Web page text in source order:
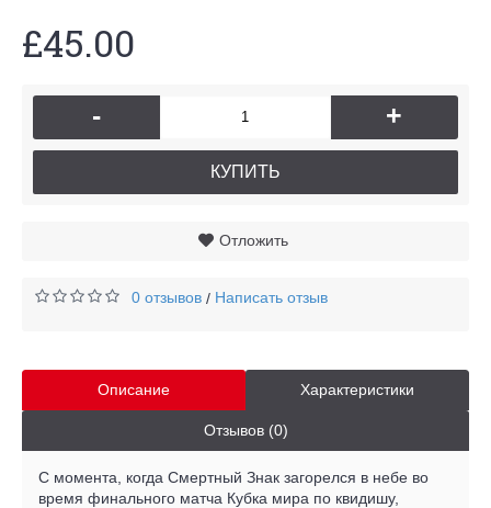
£45.00
- +
КУПИТЬ
Отложить
0 отзывов / Написать отзыв
Описание Характеристики
Отзывов (0)
С момента, когда Смертный Знак загорелся в небе во
время финального матча Кубка мира по квидишу,